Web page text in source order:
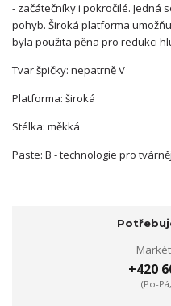
- začátečníky i pokročilé. Jedná
pohyb. Široká platforma
byla použita pěna pro redukci
Tvar špičky: nepatrně V
Platforma: široká
Stélka: měkká
Paste: B - technologie pro
+420
(Po-